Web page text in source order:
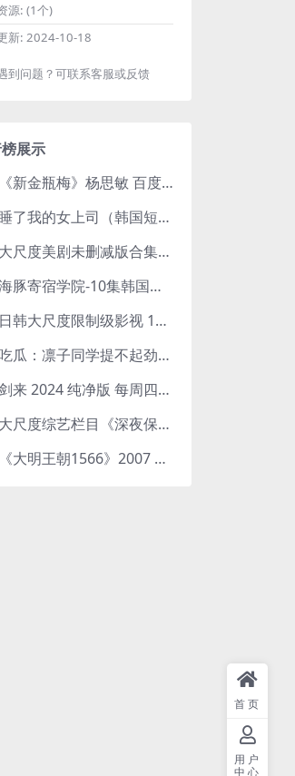
源: (1个)
新: 2024-10-18
到问题？可联系客服或反馈
展示
《新金瓶梅》杨思敏 百度云网盘下载.1080P阿里下载.国语中字.(1996)
睡了我的女上司（韩国短剧）4K超清/中字百度云网盘下载
大尺度美剧未删减版合集【22部】
海豚寄宿学院-10集韩国高颜值短剧
日韩大尺度限制级影视 120部大合集无删减版
吃瓜：凛子同学提不起劲/小怡loli 72V+23V+14V–24.02GB】
剑来 2024 纯净版 每周四已更【4K / 臻彩视听TV / 杜比音】附电子书百度网盘下载
大尺度综艺栏目《深夜保健室》 [台综]夸克网盘下载
《大明王朝1566》2007 中国大陆 4K+2K修复 [国语 46集 192G]
首页
用户
中心